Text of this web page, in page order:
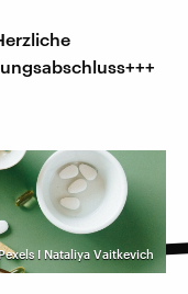
I Nataliya Vaitkevich